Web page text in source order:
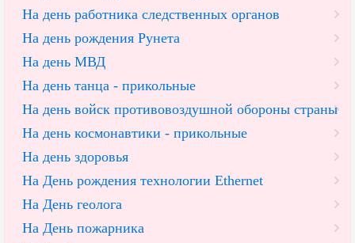
На день работника следственных органов
На день рождения Рунета
На день МВД
На день танца - прикольные
На день войск противовоздушной обороны страны
На день космонавтики - прикольные
На день здоровья
На День рождения технологии Ethernet
На День геолога
На День пожарника